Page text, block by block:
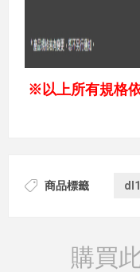
※以上所有規格
商品標籤
購買